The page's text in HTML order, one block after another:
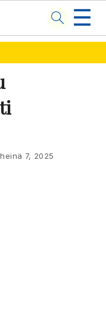
☰
heinä 7, 2025